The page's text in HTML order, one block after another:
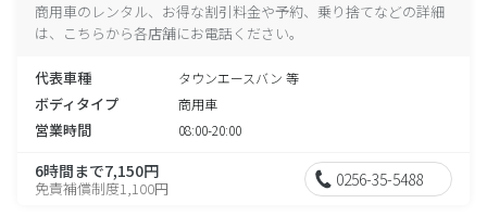
商用車のレンタル、お得な割引料金や予約、乗り捨てなどの詳細
は、こちらから各店舗にお電話ください。
代表車種 タウンエースバン 等
ボディタイプ 商用車
営業時間 08:00-20:00
6時間まで7,150円
免責補償制度1,100円 0256-35-5488